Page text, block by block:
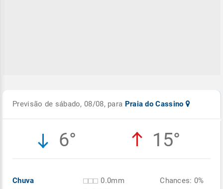
Previsão de sábado, 08/08, para Praia do Cassino
6° 15°
Chuva
0.0mm
Chances: 0%